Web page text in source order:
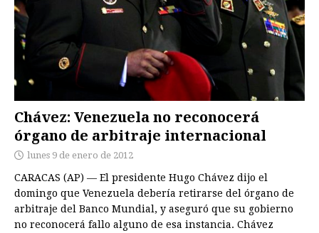
Chávez: Venezuela no reconocerá
órgano de arbitraje internacional
lunes 9 de enero de 2012
CARACAS (AP) — El presidente Hugo Chávez dijo el
domingo que Venezuela debería retirarse del órgano de
arbitraje del Banco Mundial, y aseguró que su gobierno
no reconocerá fallo alguno de esa instancia. Chávez